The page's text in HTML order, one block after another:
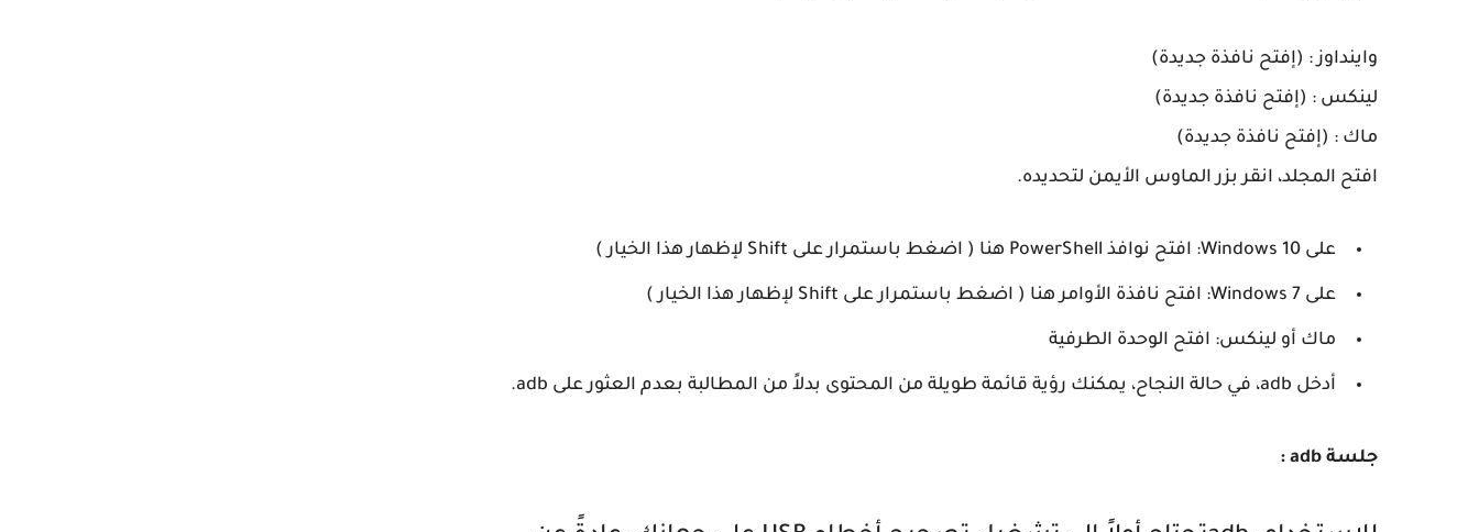
واينداوز : (إفتح نافذة جديدة)
لينكس : (إفتح نافذة جديدة)
ماك : (إفتح نافذة جديدة)
افتح المجلد، انقر بزر الماوس الأيمن لتحديده.
على Windows 10: افتح نوافذ PowerShell هنا ( اضغط باستمرار على Shift لإظهار هذا الخيار )
على Windows 7: افتح نافذة الأوامر هنا ( اضغط باستمرار على Shift لإظهار هذا الخيار )
ماك أو لينكس: افتح الوحدة الطرفية
أدخل adb، في حالة النجاح، يمكنك رؤية قائمة طويلة من المحتوى بدلاً من المطالبة بعدم العثور على adb.
جلسة adb :